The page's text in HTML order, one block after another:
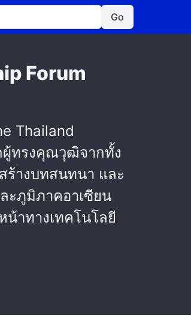
Go
Forum
Thailand
ผู้ทรงคุณวุฒิจากทั้ง
ร้างบทสนทนา และ
ะภูมิภาคอาเซียน
าทางเทคโนโลยี